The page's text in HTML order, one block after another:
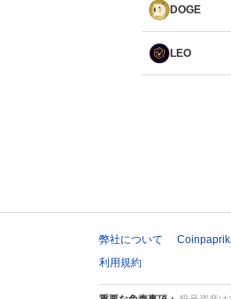
DOGE
LEO
弊社について
利用規約